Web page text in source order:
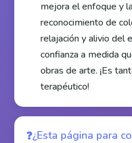
mejora el enfoque y
reconocimiento de
relajación y alivio del
confianza a medida
obras de arte. ¡Es
terapéutico!
¿Esta página para